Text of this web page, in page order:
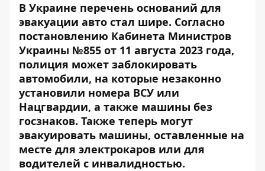
В Украине перечень оснований для
эвакуации авто стал шире. Согласно
постановлению Кабинета Министров
Украины №855 от 11 августа 2023 года,
полиция может заблокировать
автомобили, на которые незаконно
установили номера ВСУ или
Нацгвардии, а также машины без
госзнаков. Также теперь могут
эвакуировать машины, оставленные на
месте для электрокаров или для
водителей с инвалидностью.